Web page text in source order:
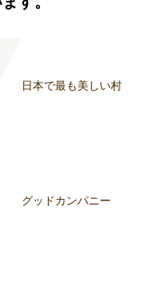
日本で最も美しい村
グッドカンパニー